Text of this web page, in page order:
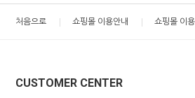
처음으로 쇼핑몰 이용안내 쇼핑몰 이
CUSTOMER CENTER